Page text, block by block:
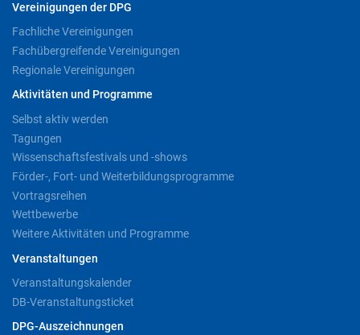
Vereinigungen der DPG
Fachliche Vereinigungen
Fachübergreifende Vereinigungen
Regionale Vereinigungen
Aktivitäten und Programme
Selbst aktiv werden
Tagungen
Wissenschaftsfestivals und -shows
Förder-, Fort- und Weiterbildungsprogramme
Vortragsreihen
Wettbewerbe
Weitere Aktivitäten und Programme
Veranstaltungen
Veranstaltungskalender
DB-Veranstaltungsticket
DPG-Auszeichnungen